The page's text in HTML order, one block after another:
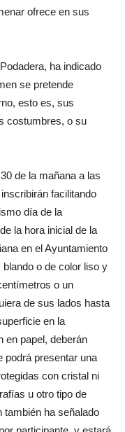
ofrece en sus
ha indicado
se pretende
esto es, sus
costumbres, o su
de la mañana a las
facilitando
día de la
la hora inicial de la
en el Ayuntamiento
o de color liso y
o un
de sus lados hasta
en la
en papel, deberán
podrá presentar una
con cristal ni
u otro tipo de
también ha señalado